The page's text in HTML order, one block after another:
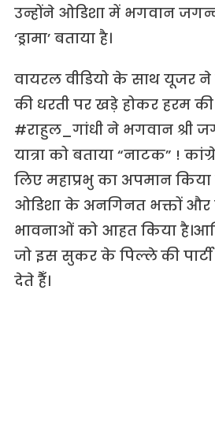
उन्होंने ओडिशा में भगवान
‘ड्रामा’ बताया है।
वायरल वीडियो के साथ यूजर
की धरती पर खड़े होकर हरम की
#राहुल_गांधी ने भगवान श्री
यात्रा को बताया “नाटक” !
लिए महाप्रभु का अपमान
ओडिशा के अनगिनत भक्तों और
भावनाओं को आहत किया
जो इस सुकर के पिल्ले की
देते हैँ।